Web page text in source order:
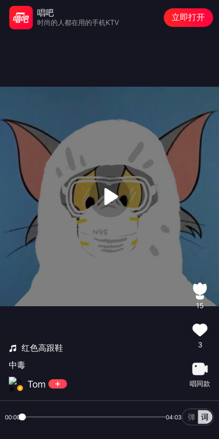
红色高跟鞋
中毒
‍ Tom
15
3
唱同款
00:00 04:03
唱吧
时尚的人都在用的手机KTV
立即打开